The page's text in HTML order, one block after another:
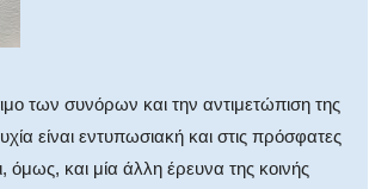
των συνόρων και την αντιμετώπιση της
είναι εντυπωσιακή και στις πρόσφατες
και μία άλλη έρευνα της κοινής